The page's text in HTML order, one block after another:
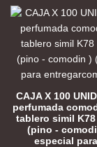
CAJA X 100
perfumada
tablero simil K78
(pino -
especial